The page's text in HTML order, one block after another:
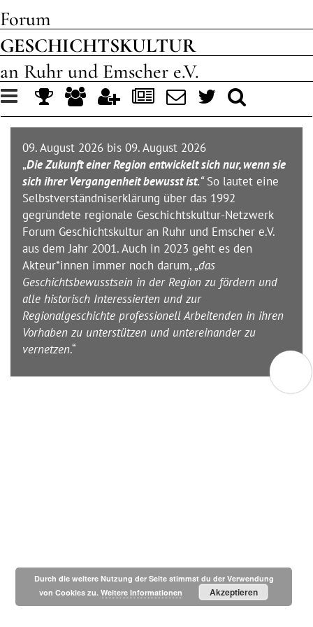
Forum
GESCHICHTSKULTUR
an Ruhr und Emscher e.V.
Toggle
navigation
09. August 2026 bis 09. August 2026
„Die Zukunft einer Region entwickelt sich nur, wenn sie
sich ihrer Vergangenheit bewusst ist.“So lautet eine
Selbstverständniserklärung über das 1992
gegründete regionale Geschichtskultur-Netzwerk
Forum Geschichtskultur an Ruhr und Emscher e.V.
aus dem Jahr 2001. Auch in 2023 geht es den
Akteur*innen immer noch darum, „das
Geschichtsbewusstsein in der Region zu fördern und
alle historisch Interessierten und zur
Regionalgeschichte professionell Arbeitenden in ihren
Vorhaben zu unterstützen und untereinander zu
vernetzen.“
Durch die weitere Nutzung der Seite stimmst du der Verwendung
von Cookies zu.Weitere Informationen Akzeptieren